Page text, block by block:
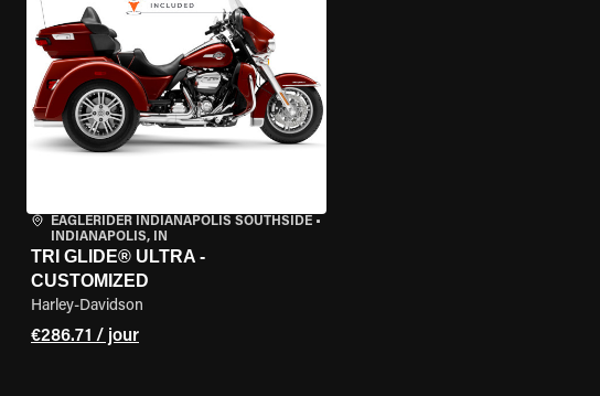
EAGLERIDER INDIANAPOLIS SOUTHSIDE •
INDIANAPOLIS, IN
TRI GLIDE® ULTRA -
CUSTOMIZED
Harley-Davidson
€286.71 / jour